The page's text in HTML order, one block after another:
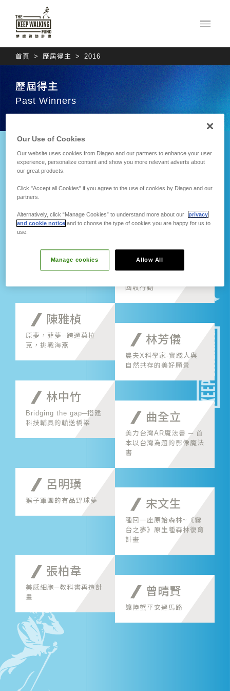
首頁 歷屆得主 2016
歷屆得主
Past Winners
蕭學苑
照圖
許天亮
技職生態系計畫 郭芙
回收行動
陳雅楨
原夢，菲夢--跨過莫拉
克，挑戰海燕
林芳儀
農夫X科學家-實踐人與
自然共存的美好願景
林中竹
Bridging the gap─搭建
科技輔具的輸送橋梁
曲全立
美力台灣AR魔法書 ─ 首
本以台灣為題的影像魔法
書
呂明璜
猴子軍團的有品野球夢 宋文生
種回一座原始森林~《霧
台之夢》原生種森林復育
計畫
張柏韋
美感細胞─教科書再造計
畫
曾晴賢
讓陸蟹平安過馬路
Our Use of Cookies
Our website uses cookies from Diageo and our partners to enhance your user
experience, personalize content and show you more relevant adverts about
our great products.
Click "Accept all Cookies" if you agree to the use of cookies by Diageo and our
partners.
Alternatively, click “Manage Cookies” to understand more about our
privacy
and cookie notice and to choose the type of cookies you are happy for us to
use.
Allow All
Manage cookies